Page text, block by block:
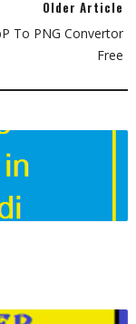
Older Article
To PNG Convertor
Free